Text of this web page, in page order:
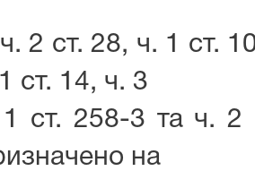
2 ст. 28, ч. 1 ст.
ст. 14, ч. 3
1 ст. 258-3 та ч.
на